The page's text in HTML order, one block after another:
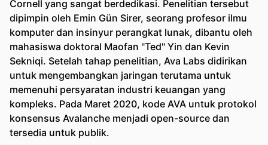
Cornell yang sangat berdedikasi. Penelitian tersebut
dipimpin oleh Emin Gün Sirer, seorang profesor ilmu
komputer dan insinyur perangkat lunak, dibantu oleh
mahasiswa doktoral Maofan "Ted" Yin dan Kevin
Sekniqi. Setelah tahap penelitian, Ava Labs didirikan
untuk mengembangkan jaringan terutama untuk
memenuhi persyaratan industri keuangan yang
kompleks. Pada Maret 2020, kode AVA untuk protokol
konsensus Avalanche menjadi open-source dan
tersedia untuk publik.